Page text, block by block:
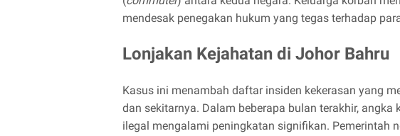
mendesak penegakan hukum yang tegas terhadap
Lonjakan Kejahatan di Johor Bahru
Kasus ini menambah daftar insiden kekerasan yang
dan sekitarnya. Dalam beberapa bulan terakhir,
ilegal mengalami peningkatan signifikan. Pemerintah